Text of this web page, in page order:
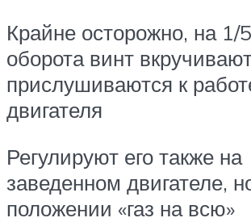
Крайне осторожно, на 1/
оборота винт
прислушиваются к
двигателя
Регулируют его также на
заведенном двигателе,
положении «газ на всю»